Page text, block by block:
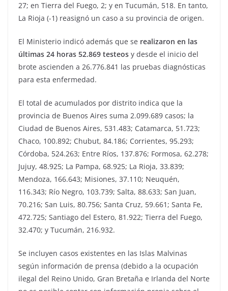
27; en Tierra del Fuego, 2; y en Tucumán, 518. En tanto,
La Rioja (-1) reasignó un caso a su provincia de origen.
El Ministerio indicó además que se realizaron en las
últimas 24 horas 52.869 testeos y desde el inicio del
brote ascienden a 26.776.841 las pruebas diagnósticas
para esta enfermedad.
El total de acumulados por distrito indica que la
provincia de Buenos Aires suma 2.099.689 casos; la
Ciudad de Buenos Aires, 531.483; Catamarca, 51.723;
Chaco, 100.892; Chubut, 84.186; Corrientes, 95.293;
Córdoba, 524.263; Entre Ríos, 137.876; Formosa, 62.278;
Jujuy, 48.925; La Pampa, 68.925; La Rioja, 33.839;
Mendoza, 166.643; Misiones, 37.110; Neuquén,
116.343; Río Negro, 103.739; Salta, 88.633; San Juan,
70.216; San Luis, 80.756; Santa Cruz, 59.661; Santa Fe,
472.725; Santiago del Estero, 81.922; Tierra del Fuego,
32.470; y Tucumán, 216.932.
Se incluyen casos existentes en las Islas Malvinas
según información de prensa (debido a la ocupación
ilegal del Reino Unido, Gran Bretaña e Irlanda del Norte